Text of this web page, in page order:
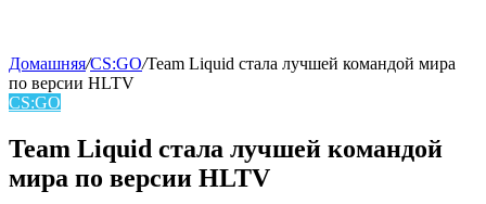
skin
Домашняя/CS:GO/Team Liquid стала лучшей командой мира
по версии HLTV
CS:GO
Team Liquid стала лучшей командой
мира по версии HLTV